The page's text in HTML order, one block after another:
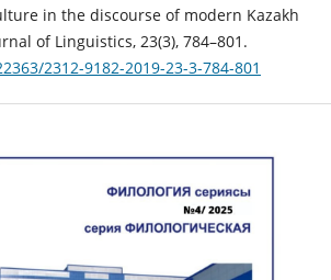
in the discourse of modern Kazakh
of Linguistics, 23(3), 784–801.
2312-9182-2019-23-3-784-801